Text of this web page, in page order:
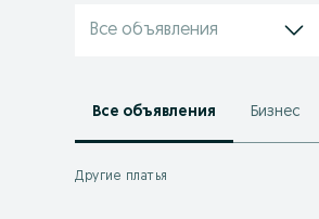
Все объявления
Все объявления Бизнес
Другие платья